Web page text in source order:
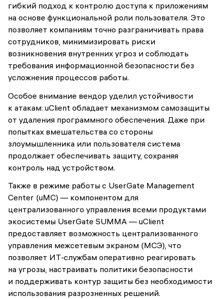
гибкий подход к контролю доступа к приложениям
на основе функциональной роли пользователя. Это
позволяет компаниям точно разграничивать права
сотрудников, минимизировать риски
возникновения внутренних угроз и соблюдать
требования информационной безопасности без
усложнения процессов работы.
Особое внимание вендор уделил устойчивости
к атакам: uClient обладает механизмом самозащиты
от удаления программного обеспечения. Даже при
попытках вмешательства со стороны
злоумышленника или пользователя система
продолжает обеспечивать защиту, сохраняя
контроль над устройством.
Также в режиме работы с UserGate Management
Center (uMC) — компонентом для
централизованного управления всеми продуктами
экосистемы UserGate SUMMA — uClient
предоставляет возможность централизованного
управления межсетевым экраном (МСЭ), что
позволяет ИТ‑службам оперативно реагировать
на угрозы, настраивать политики безопасности
и поддерживать контур защиты без необходимости
использования разрозненных решений.